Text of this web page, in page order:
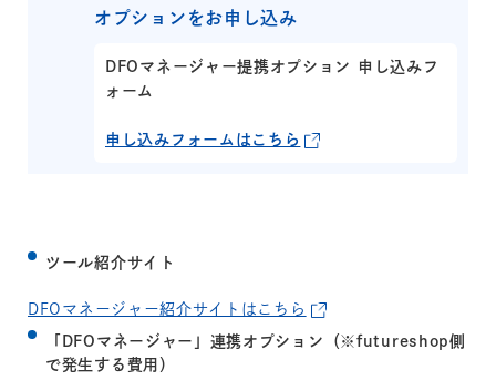
オプションをお申し込み
DFOマネージャー提携オプション 申し込みフ
ォーム
申し込みフォームはこちら
ツール紹介サイト
DFOマネージャー紹介サイトはこちら
「DFOマネージャー」連携オプション（※futureshop側
で発生する費用）